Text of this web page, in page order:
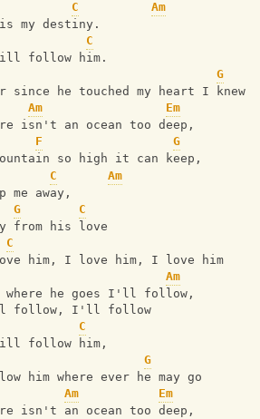
C
Am
my destiny.
C
follow him.
G
since he touched my heart I knew
Am
Em
isn't an ocean too deep,
F
G
so high it can keep,
C
Am
me away,
G
C
from his love
C
him, I love him, I love him
Am
where he goes I'll follow,
follow, I'll follow
C
follow him,
G
him where ever he may go
Am
Em
isn't an ocean too deep,